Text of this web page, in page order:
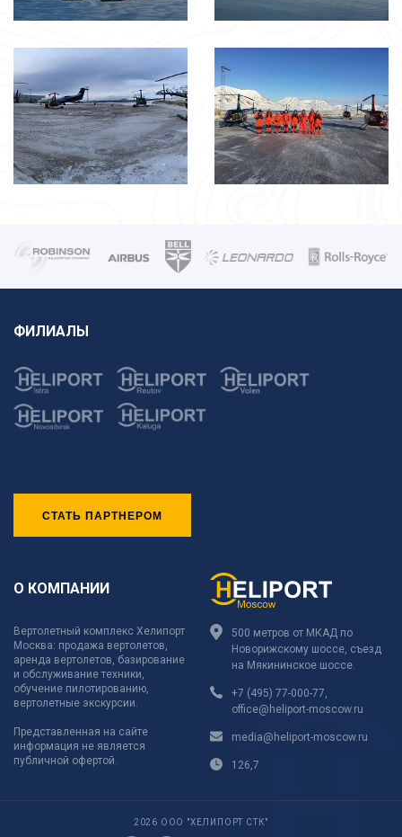
ФИЛИАЛЫ
СТАТЬ ПАРТНЕРОМ
О КОМПАНИИ
Вертолетный комплекс Хелипорт
Москва: продажа вертолетов,
аренда вертолетов, базирование
и обслуживание техники,
обучение пилотированию,
вертолетные экскурсии.
Представленная на сайте
информация не является
публичной офертой.
500 метров от МКАД по
Новорижскому шоссе, съезд
на Мякининское шоссе.
+7 (495) 77-000-77,
office@heliport-moscow.ru
media@heliport-moscow.ru
126,7
2026 ООО "ХЕЛИПОРТ СТК"